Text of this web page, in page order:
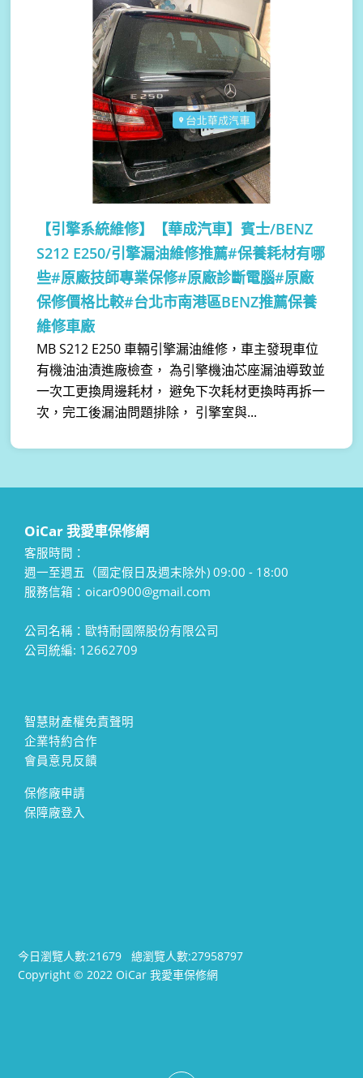
【引擎系統維修】
【華成汽車】賓士/BENZ
S212 E250/引擎漏油維修推薦#保養耗材有哪
些#原廠技師專業保修#原廠診斷電腦#原廠
保修價格比較#台北市南港區BENZ推薦保養
維修車廠
MB S212 E250 車輛引擎漏油維修，車主發現車位
有機油油漬進廠檢查， 為引擎機油芯座漏油導致並
一次工更換周邊耗材， 避免下次耗材更換時再拆一
次，完工後漏油問題排除， 引擎室與...
OiCar 我愛車保修網
客服時間：
週一至週五（國定假日及週末除外) 09:00 - 18:00
服務信箱：oicar0900@gmail.com
公司名稱：歐特耐國際股份有限公司
公司統編: 12662709
智慧財產權免責聲明
企業特約合作
會員意見反饋
保修廠申請
保障廠登入
今日瀏覽人數:21679總瀏覽人數:27958797
Copyright © 2022 OiCar 我愛車保修網